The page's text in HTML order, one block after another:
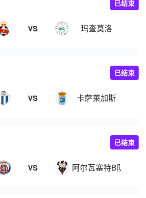
VS 玛查莫洛
已结束
VS 卡萨莱加斯
已结束
VS 阿尔瓦塞特B队
已结束